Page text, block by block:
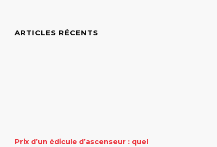
ARTICLES RÉCENTS
Prix d’un édicule d’ascenseur : quel